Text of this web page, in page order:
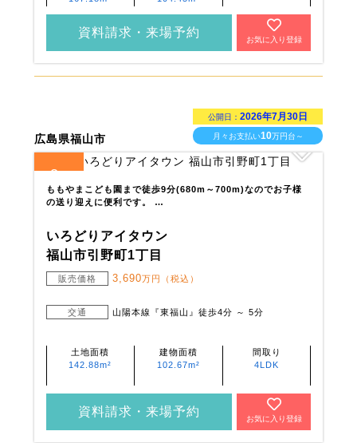
資料請求・来場予約
お気に入り登録
広島県福山市
公開日：2026年7月30日
月々お支払い10万円台～
3
ももやまこども園まで徒歩9分(680m～700m)なのでお子様
の送り迎えに便利です。 …
いろどりアイタウン
福山市引野町1丁目
販売価格 3,690万円（税込）
交通 山陽本線『東福山』徒歩4分 ～ 5分
土地面積
142.88m²
建物面積
102.67m²
間取り
4LDK
資料請求・来場予約
お気に入り登録